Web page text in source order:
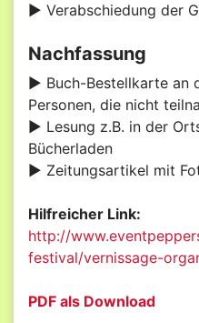
► Verabschiedung der
Nachfassung
► Buch-Bestellkarte an
Personen, die nicht
► Lesung z.B. in der
Bücherladen
► Zeitungsartikel mit
Hilfreicher Link:
http://
festival/vernissage-
PDF als Download